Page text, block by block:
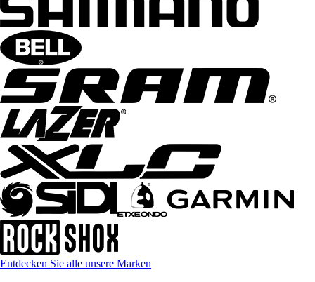
Entdecken Sie alle unsere Marken